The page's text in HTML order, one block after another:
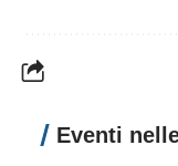
Eventi